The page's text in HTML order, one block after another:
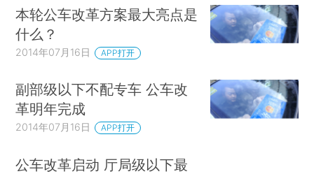
本轮公车改革方案最大亮点是
什么？
2014年07月16日 APP打开
副部级以下不配专车 公车改
革明年完成
2014年07月16日 APP打开
公车改革启动 厅局级以下最